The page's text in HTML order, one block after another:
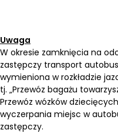
Uwaga
W okresie zamknięcia na
zastępczy transport
wymieniona w rozkładzie
tj. „Przewóz bagażu
Przewóz wózków
wyczerpania miejsc w
zastępczy.